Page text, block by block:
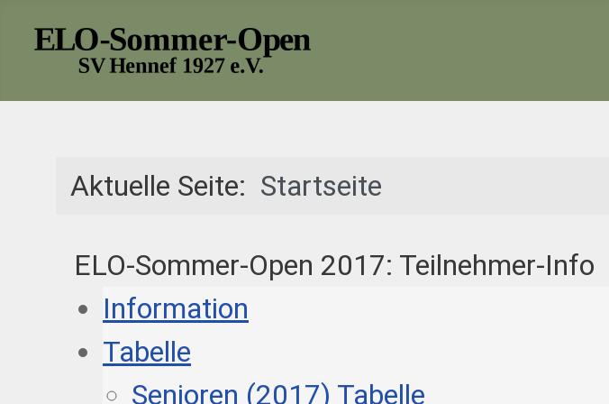
Aktuelle Seite: Startseite
ELO-Sommer-Open 2017: Teilnehmer-Info
Information
Tabelle
Senioren (2017) Tabelle